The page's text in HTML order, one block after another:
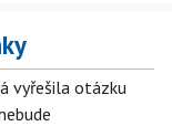
vyřešila otázku